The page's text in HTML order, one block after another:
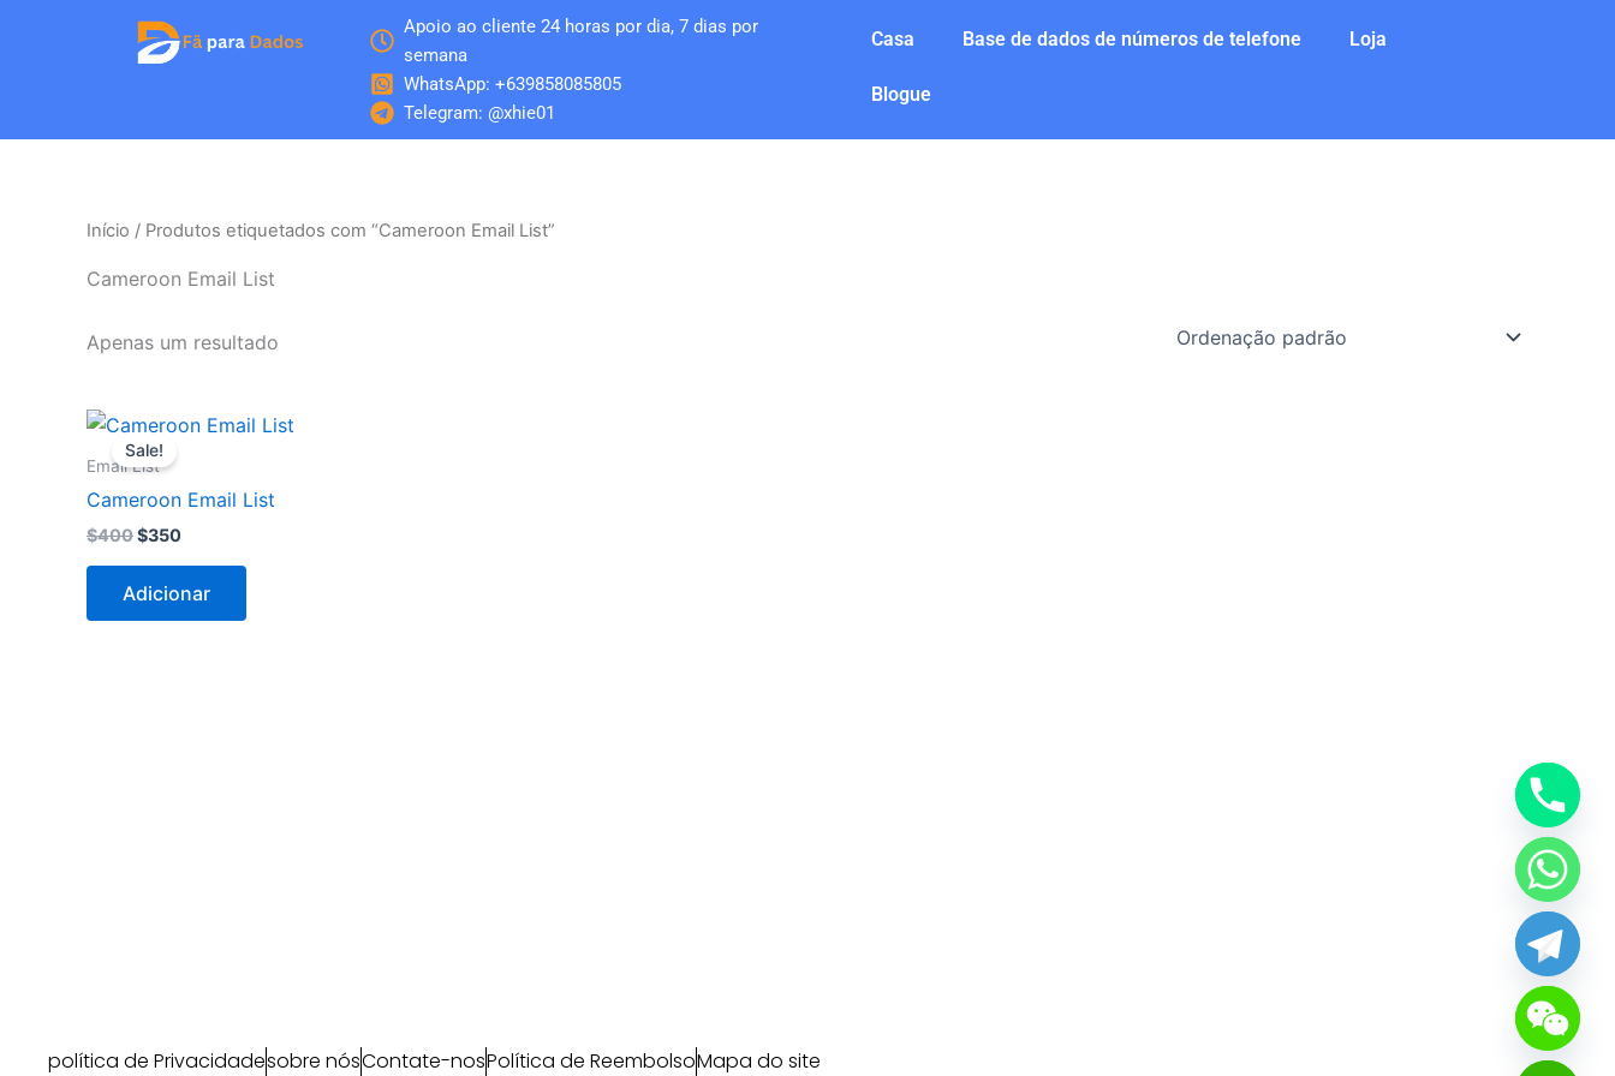
Apoio ao cliente 24 horas por dia, 7 dias por
semana
WhatsApp: +639858085805
Telegram: @xhie01
Casa Base de dados de números de telefone Loja
Blogue
Início / Produtos etiquetados com “Cameroon Email List”
Cameroon Email List
Apenas um resultado
Sale!
Email List
Cameroon Email List
$400
O
preço
original
$400.
$350
O
preço
$350.
Adicionar
política de Privacidadesobre nósContate-nosPolítica de ReembolsoMapa do site